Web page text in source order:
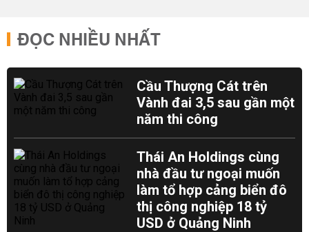
ĐỌC NHIỀU NHẤT
Cầu Thượng Cát trên
Vành đai 3,5 sau gần một
năm thi công
Thái An Holdings cùng
nhà đầu tư ngoại muốn
làm tổ hợp cảng biển đô
thị công nghiệp 18 tỷ
USD ở Quảng Ninh